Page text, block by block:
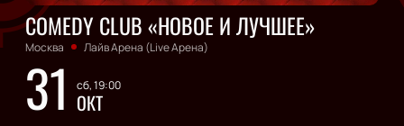
COMEDY CLUB «НОВОЕ И ЛУЧШЕЕ»
Москва Лайв Арена (Live Арена)
31 сб, 19:00
ОКТ